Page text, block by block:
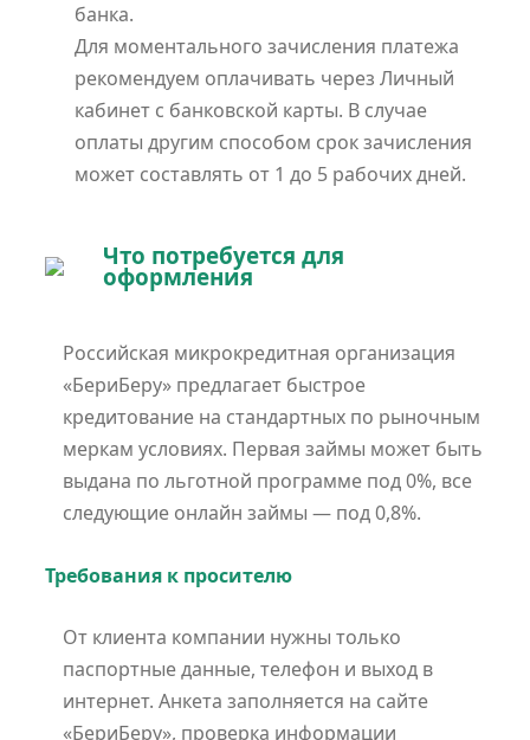
банка.
Для моментального зачисления платежа
рекомендуем оплачивать через Личный
кабинет с банковской карты. В случае
оплаты другим способом срок зачисления
может составлять от 1 до 5 рабочих дней.
Что потребуется для
оформления
Российская микрокредитная организация
«БериБеру» предлагает быстрое
кредитование на стандартных по рыночным
меркам условиях. Первая займы может быть
выдана по льготной программе под 0%, все
следующие онлайн займы — под 0,8%.
Требования к просителю
От клиента компании нужны только
паспортные данные, телефон и выход в
интернет. Анкета заполняется на сайте
«БериБеру», проверка информации